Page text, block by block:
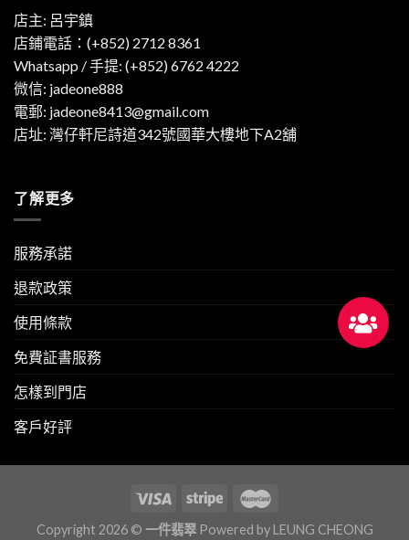
店主: 呂宇鎮
店鋪電話：(+852) 2712 8361
Whatsapp / 手提: (+852) 6762 4222
微信: jadeone888
電郵: jadeone8413@gmail.com
店址: 灣仔軒尼詩道342號國華大樓地下A2舖
了解更多
服務承諾
退款政策
使用條款
免費証書服務
怎樣到門店
客戶好評
Copyright 2026 © 一件翡翠Powered by LEUNG CHEONG